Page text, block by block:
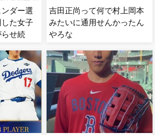
ダー選
た女子
せ続
[海外の
吉田正尚って何で村上岡本
みたいに通用せんかったん
やろな